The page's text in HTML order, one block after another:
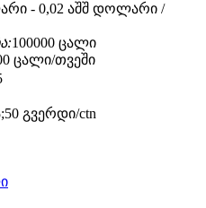
- 0,02 აშშ დოლარი /
100000 ცალი
ცალი/თვეში
გვერდი/ctn